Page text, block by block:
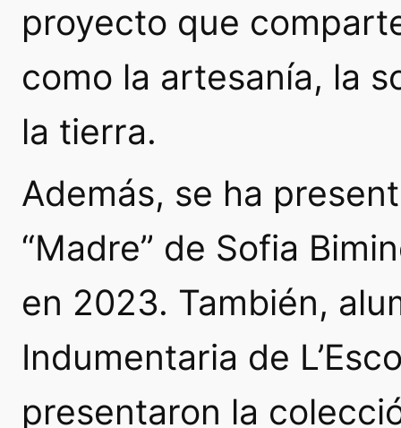
proyecto que
como la artesanía, la
la tierra.
Además, se ha
“Madre” de Sofia
en 2023. También,
Indumentaria de
presentaron la